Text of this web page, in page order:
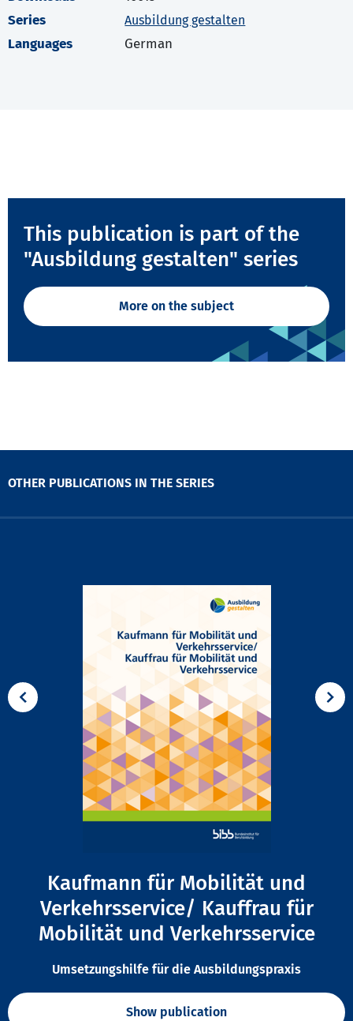
Series
Ausbildung gestalten
Languages German
This publication is part of the
"Ausbildung gestalten" series
More on the subject
OTHER PUBLICATIONS IN THE SERIES
Kaufmann für Mobilität und
Verkehrsservice/ Kauffrau für
Mobilität und Verkehrsservice
Umsetzungshilfe für die Ausbildungspraxis
Show publication